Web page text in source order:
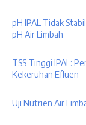
pH IPAL Tidak
pH Air Limbah
TSS Tinggi IPAL:
Kekeruhan Efluen
Uji Nutrien Air